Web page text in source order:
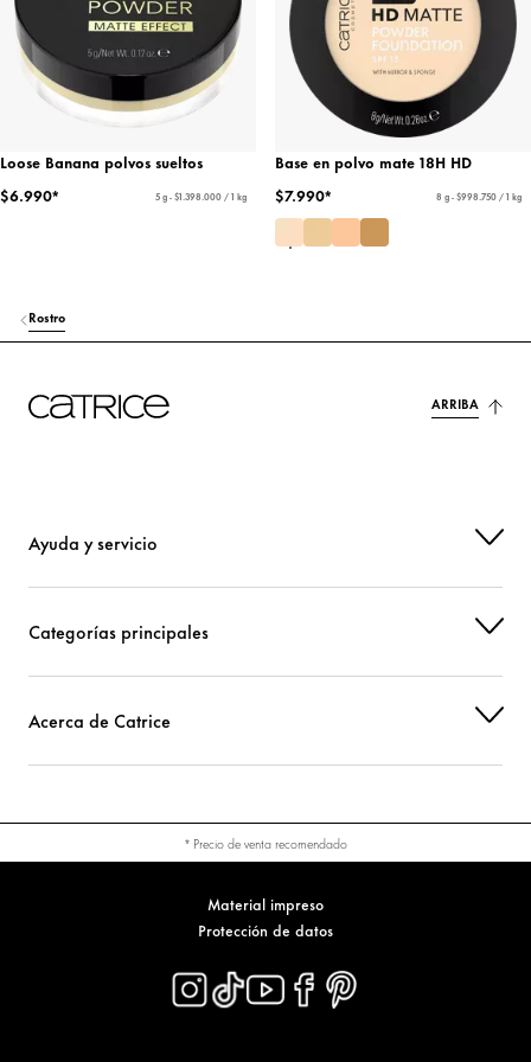
Loose Banana polvos sueltos
$6.990*
5 g - $1.398.000 / 1 kg
Base en polvo mate 18H HD
$7.990*
8 g - $998.750 / 1 kg
Rostro
ARRIBA
Ayuda y servicio
Categorías principales
Acerca de Catrice
* Precio de venta recomendado
Material impreso
Protección de datos